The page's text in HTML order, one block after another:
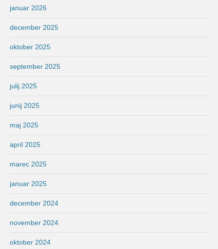
januar 2026
december 2025
oktober 2025
september 2025
julij 2025
junij 2025
maj 2025
april 2025
marec 2025
januar 2025
december 2024
november 2024
oktober 2024